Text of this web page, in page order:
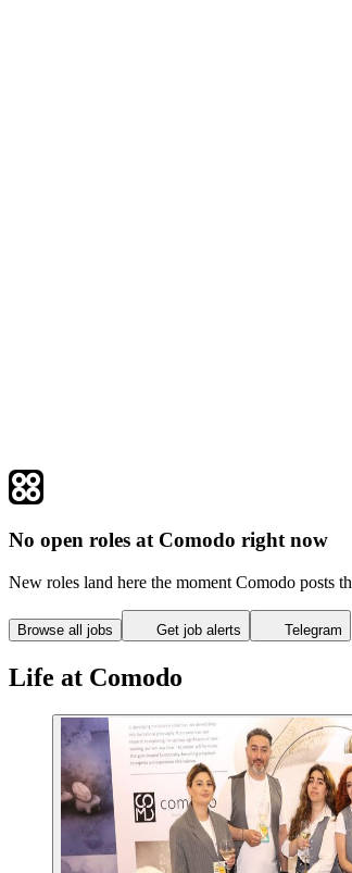
No open roles at Comodo right now
New roles land here the moment Comodo
Browse all jobs Get job alerts Telegram
Life at Comodo